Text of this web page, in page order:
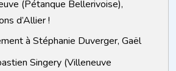
(Pétanque Bellerivoise),
d’Allier !
à Stéphanie Duverger, Gaël
Singery (Villeneuve